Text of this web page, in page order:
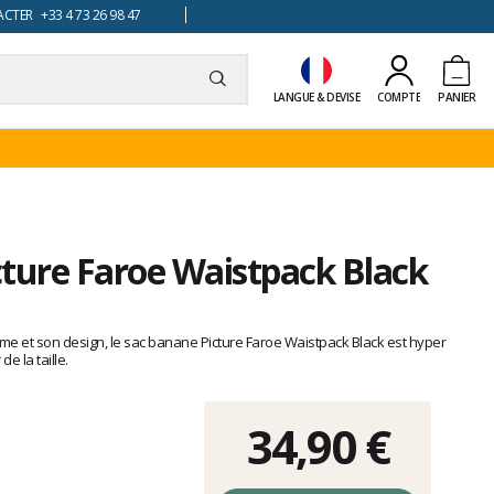
+33 4 73 26 98 47
LANGUE & DEVISE COMPTE PANIER
Faroe Waistpack Black
et son design, le sac banane Picture Faroe Waistpack Black est hyper
la taille.
34,90 €